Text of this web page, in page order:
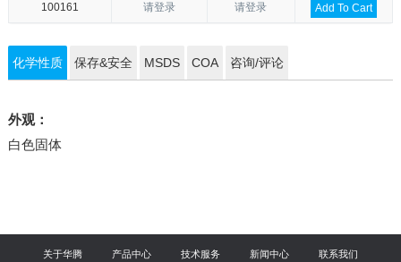
100161 请登录 请登录 Add To Cart
化学性质 保存&安全 MSDS COA 咨询/评论
外观：
白色固体
关于华腾 产品中心 技术服务 新闻中心 联系我们